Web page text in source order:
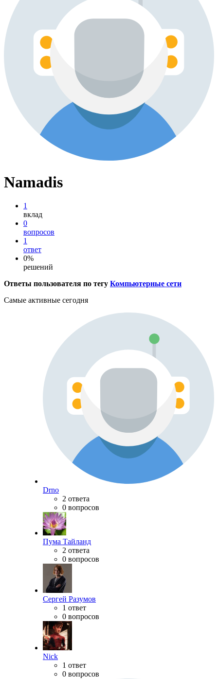
Namadis
1
вклад
0
вопросов
1
ответ
0%
решений
Ответы пользователя по тегу Компьютерные сети
Самые активные сегодня
Drno
2 ответа
0 вопросов
Пума Тайланд
2 ответа
0 вопросов
Сергей Разумов
1 ответ
0 вопросов
Nick
1 ответ
0 вопросов